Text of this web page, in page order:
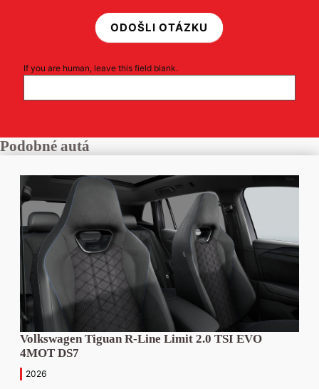
ODOŠLI OTÁZKU
If you are human, leave this field blank.
Podobné autá
Volkswagen Tiguan R-Line Limit 2.0 TSI EVO
4MOT DS7
2026